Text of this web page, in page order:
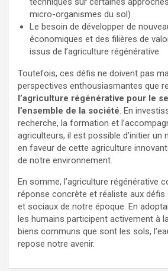
micro-organismes du sol)
Le besoin de développer de
économiques et des filières de
issus de l’agriculture régénérative.
Toutefois, ces défis ne doivent pas
perspectives enthousiasmantes que
l’agriculture régénérative pour le
l’ensemble de la société. En
recherche, la formation et
agriculteurs, il est possible d’initier un
en faveur de cette agriculture
de notre environnement.
En somme, l’agriculture régénérative
réponse concrète et réaliste aux défis
et sociaux de notre époque. En
les humains participent activement à
biens communs que sont les sols,
repose notre avenir.